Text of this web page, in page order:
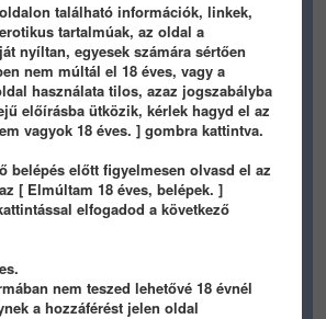
1 órája 2 órája
0 0
található információk, linkek,
tartalmúak, az oldal a
nyíltan, egyesek számára sértően
nem múltál el 18 éves, vagy a
használata tilos, azaz jogszabályba
előírásba ütközik, kérlek hagyd el az
vagyok 18 éves. ] gombra kattintva.
belépés előtt figyelmesen olvasd el az
[ Elmúltam 18 éves, belépek. ]
elfogadod a következő
nem teszed lehetővé 18 évnél
a hozzáférést jelen oldal